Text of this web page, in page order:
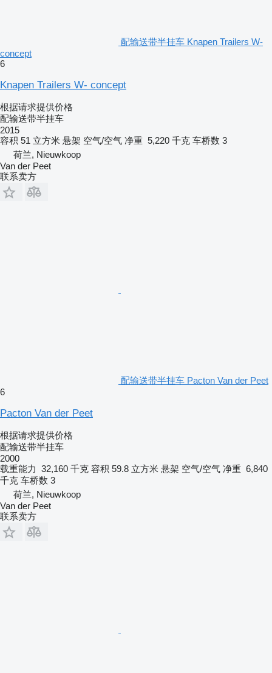
配输送带半挂车 Knapen Trailers W-
concept
6
Knapen Trailers W- concept
根据请求提供价格
配输送带半挂车
2015
容积 51 立方米 悬架 空气/空气 净重 5,220 千克 车桥数 3
荷兰, Nieuwkoop
Van der Peet
联系卖方
配输送带半挂车 Pacton Van der Peet
6
Pacton Van der Peet
根据请求提供价格
配输送带半挂车
2000
载重能力 32,160 千克 容积 59.8 立方米 悬架 空气/空气 净重 6,840
千克 车桥数 3
荷兰, Nieuwkoop
Van der Peet
联系卖方